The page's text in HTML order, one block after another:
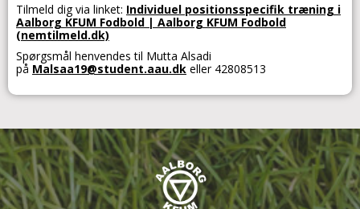
Tilmeld dig via linket: Individuel positionsspecifik træning i
Aalborg KFUM Fodbold | Aalborg KFUM Fodbold
(nemtilmeld.dk)
Spørgsmål henvendes til Mutta Alsadi
på Malsaa19@student.aau.dk eller 42808513